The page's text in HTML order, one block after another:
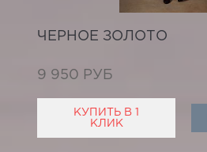
ЧЕРНОЕ ЗОЛОТО
9 950 РУБ
КУПИТЬ В 1
КЛИК